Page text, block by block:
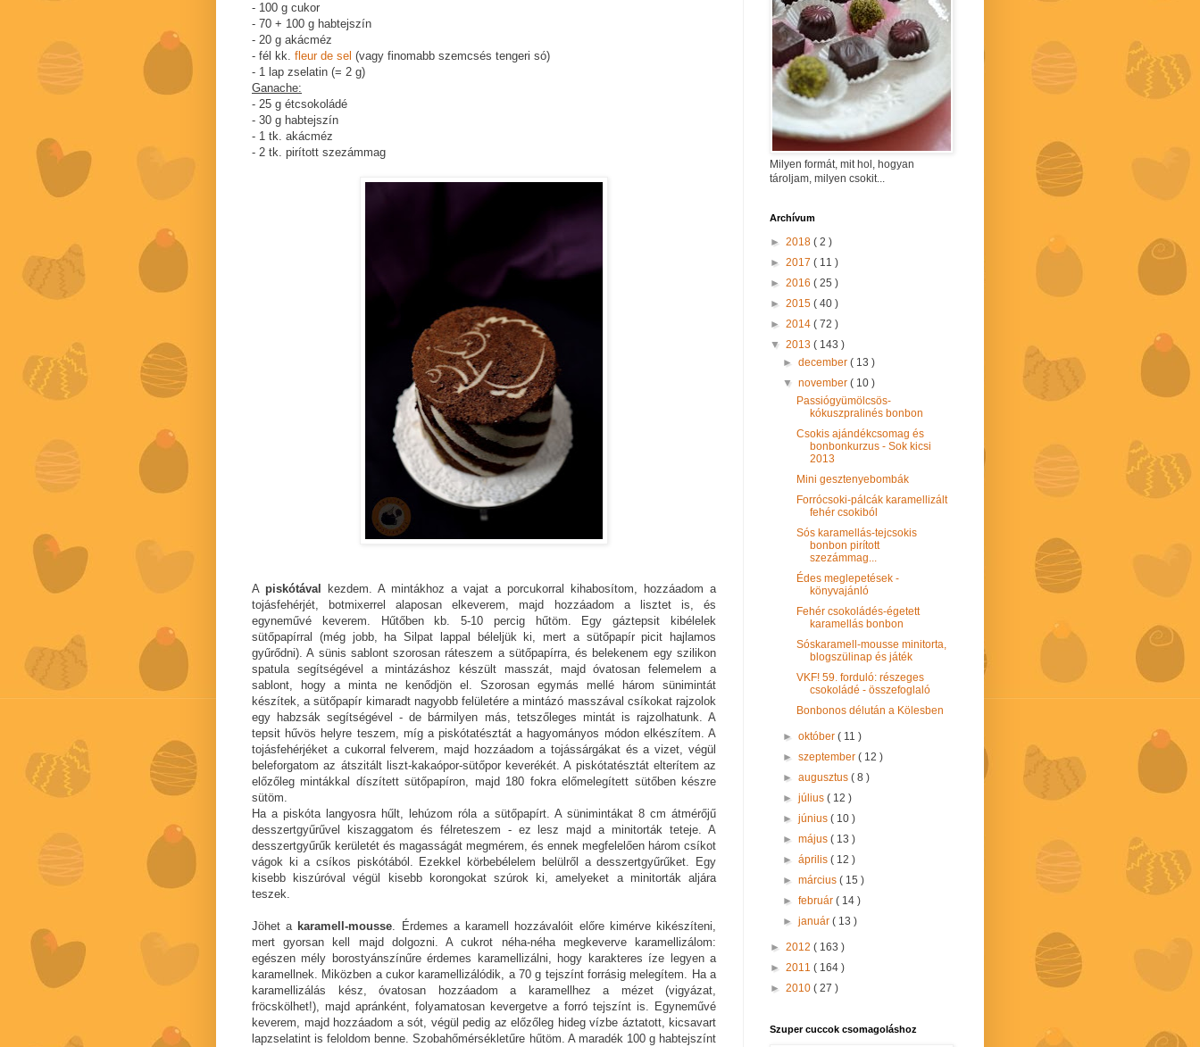
- 100 g cukor
- 70 + 100 g habtejszín
- 20 g akácméz
- fél kk. fleur de sel (vagy finomabb szemcsés tengeri só)
- 1 lap zselatin (= 2 g)
Ganache:
- 25 g étcsokoládé
- 30 g habtejszín
- 1 tk. akácméz
- 2 tk. pirított szezámmag
A piskótával
kezdem. A mintákhoz a vajat a porcukorral kihabosítom, hozzáadom a
tojásfehérjét, botmixerrel alaposan elkeverem, majd hozzáadom a lisztet is, és
egyneművé keverem. Hűtőben kb. 5-10 percig hűtöm. Egy gáztepsit kibélelek
sütőpapírral (még jobb, ha Silpat lappal béleljük ki, mert a sütőpapír picit hajlamos
gyűrődni). A sünis sablont szorosan ráteszem a sütőpapírra, és belekenem egy szilikon
spatula segítségével a mintázáshoz készült masszát, majd óvatosan felemelem a
sablont, hogy a minta ne kenődjön el. Szorosan egymás mellé három sünimintát
készítek, a sütőpapír kimaradt nagyobb felületére a mintázó masszával csíkokat rajzolok
egy habzsák segítségével - de bármilyen más, tetszőleges mintát is rajzolhatunk. A
tepsit hűvös helyre teszem, míg a piskótatésztát a hagyományos módon elkészítem. A
tojásfehérjéket a cukorral felverem, majd hozzáadom a tojássárgákat és a vizet, végül
beleforgatom az átszitált liszt-kakaópor-sütőpor keverékét. A piskótatésztát elterítem az
előzőleg mintákkal díszített sütőpapíron, majd 180 fokra előmelegített sütőben készre
sütöm.
Ha a piskóta langyosra hűlt, lehúzom róla a sütőpapírt. A sünimintákat 8 cm átmérőjű
desszertgyűrűvel kiszaggatom és félreteszem - ez lesz majd a minitorták teteje. A
desszertgyűrűk kerületét és magasságát megmérem, és ennek megfelelően három csíkot
vágok ki a csíkos piskótából. Ezekkel körbebélelem belülről a desszertgyűrűket. Egy
kisebb kiszúróval végül kisebb korongokat szúrok ki, amelyeket a minitorták aljára
teszek.
Jöhet a karamell-mousse. Érdemes a karamell hozzávalóit előre kimérve kikészíteni,
mert gyorsan kell majd dolgozni. A cukrot néha-néha megkeverve karamellizálom:
egészen mély borostyánszínűre érdemes karamellizálni, hogy karakteres íze legyen a
karamellnek. Miközben a cukor karamellizálódik, a 70 g tejszínt forrásig melegítem. Ha a
karamellizálás kész, óvatosan hozzáadom a karamellhez a mézet (vigyázat,
fröcskölhet!), majd apránként, folyamatosan kevergetve a forró tejszínt is. Egyneművé
keverem, majd hozzáadom a sót, végül pedig az előzőleg hideg vízbe áztatott, kicsavart
lapzselatint is feloldom benne. Szobahőmérsékletűre hűtöm. A maradék 100 g habtejszínt
Milyen formát, mit hol, hogyan
tároljam, milyen csokit...
Archívum
► 2018 ( 2 )
► 2017 ( 11 )
► 2016 ( 25 )
► 2015 ( 40 )
► 2014 ( 72 )
▼ 2013 ( 143 )
►december( 13 )
▼november( 10 )
Passiógyümölcsös-
kókuszpralinés bonbon
Csokis ajándékcsomag és
bonbonkurzus - Sok kicsi
2013
Mini gesztenyebombák
Forrócsoki-pálcák karamellizált
fehér csokiból
Sós karamellás-tejcsokis
bonbon pirított
szezámmag...
Édes meglepetések -
könyvajánló
Fehér csokoládés-égetett
karamellás bonbon
Sóskaramell-mousse minitorta,
blogszülinap és játék
VKF! 59. forduló: részeges
csokoládé - összefoglaló
Bonbonos délután a Kölesben
►október( 11 )
►szeptember( 12 )
►augusztus( 8 )
►július( 12 )
►június( 10 )
►május( 13 )
►április( 12 )
►március( 15 )
►február( 14 )
►január( 13 )
► 2012 ( 163 )
► 2011 ( 164 )
► 2010 ( 27 )
Szuper cuccok csomagoláshoz